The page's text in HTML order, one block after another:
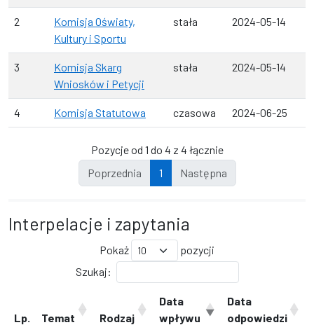
2
Komisja Oświaty,
Kultury i Sportu
stała 2024-05-14
3
Komisja Skarg
Wniosków i Petycji
stała 2024-05-14
4 Komisja Statutowa czasowa 2024-06-25
Pozycje od 1 do 4 z 4 łącznie
Poprzednia
1 Następna
Interpelacje i zapytania
Pokaż
pozycji
Szukaj:
Lp. Temat Rodzaj
Data
wpływu
Data
odpowiedzi